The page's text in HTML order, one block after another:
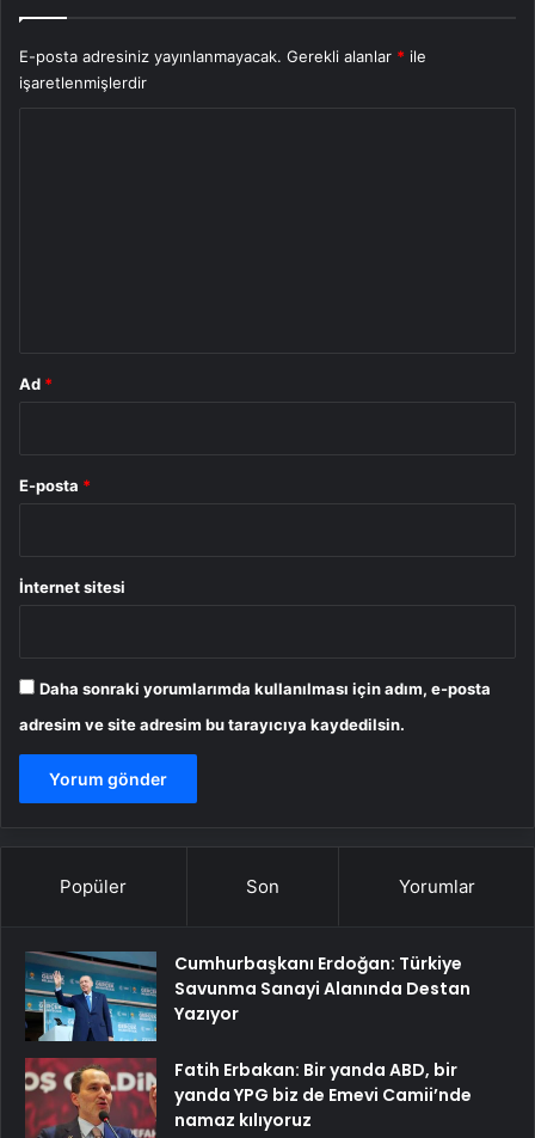
E-posta adresiniz yayınlanmayacak. Gerekli alanlar * ile
işaretlenmişlerdir
Ad *
E-posta *
İnternet sitesi
Daha sonraki yorumlarımda kullanılması için adım, e-posta
adresim ve site adresim bu tarayıcıya kaydedilsin.
Popüler Son Yorumlar
Cumhurbaşkanı Erdoğan: Türkiye
Savunma Sanayi Alanında Destan
Yazıyor
Fatih Erbakan: Bir yanda ABD, bir
yanda YPG biz de Emevi Camii’nde
namaz kılıyoruz